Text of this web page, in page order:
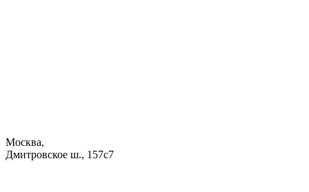
Москва,
Дмитровское ш., 157с7